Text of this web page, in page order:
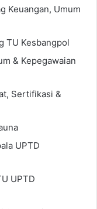
Keuangan, Umum
TU Kesbangpol
& Kepegawaian
Sertifikasi &
UPTD
UPTD